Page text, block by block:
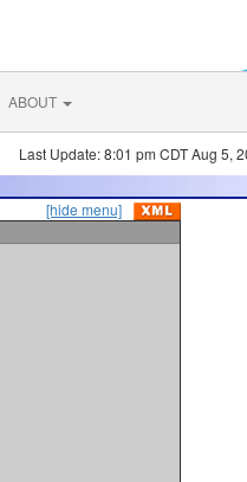
ABOUT
Last Update: 8:01 pm CDT Aug 5,
[hide menu]